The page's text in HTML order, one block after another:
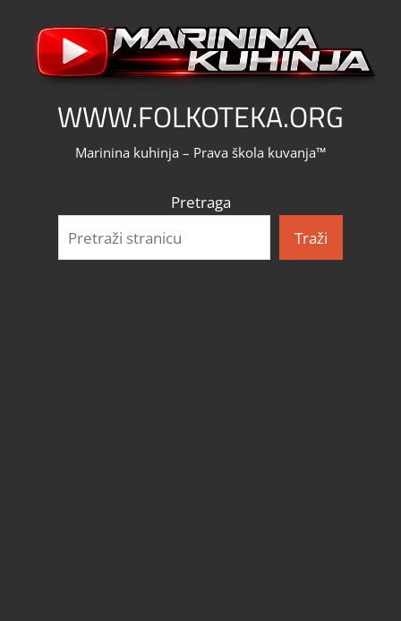
content
WWW.FOLKOTEKA.ORG
Marinina kuhinja – Prava škola kuvanja™
Pretraga
Traži